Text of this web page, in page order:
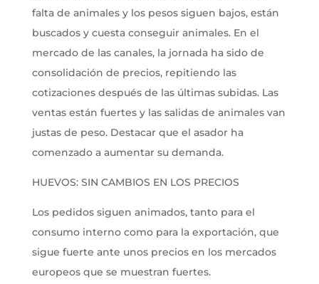
falta de animales y los pesos siguen bajos, están
buscados y cuesta conseguir animales. En el
mercado de las canales, la jornada ha sido de
consolidación de precios, repitiendo las
cotizaciones después de las últimas subidas. Las
ventas están fuertes y las salidas de animales van
justas de peso. Destacar que el asador ha
comenzado a aumentar su demanda.
HUEVOS: SIN CAMBIOS EN LOS PRECIOS
Los pedidos siguen animados, tanto para el
consumo interno como para la exportación, que
sigue fuerte ante unos precios en los mercados
europeos que se muestran fuertes.